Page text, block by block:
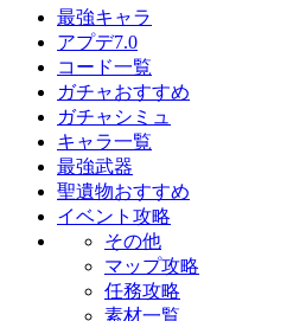
最強キャラ
アプデ7.0
コード一覧
ガチャおすすめ
ガチャシミュ
キャラ一覧
最強武器
聖遺物おすすめ
イベント攻略
その他
マップ攻略
任務攻略
素材一覧